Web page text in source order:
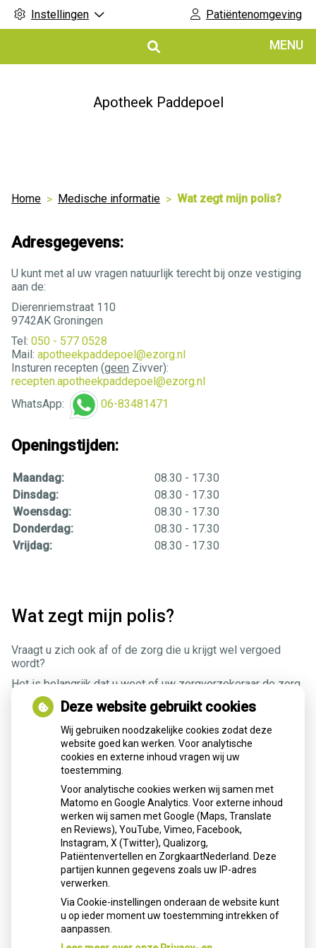
Instellingen Patiëntenomgeving
MENU
Apotheek Paddepoel
Home Medische informatie Wat zegt mijn polis?
Wat zegt mijn polis?
Vraagt u zich ook af of de zorg die u krijgt wel vergoed
wordt?
Het is belangrijk dat u weet of uw zorgverzekeraar de zorg
die u nodig heeft vergoedt. Uw huisarts weet niet hoe u
verzekerd bent, maar vindt het wel belangrijk dat u goed op
de hoogte bent. Hier leest u hoe u kunt uitzoeken of uw
zorgkosten vergoed worden.
Uw bezoek aan de huisarts
Eigen risico
Check uw polis
www.patientenfederatie.nl
Adresgegevens:
U kunt met al uw vragen natuurlijk terecht bij onze vestiging
aan de:
Dierenriemstraat 110
9742AK Groningen
Tel: 050 - 577 0528
Mail: apotheekpaddepoel@ezorg.nl
Insturen recepten (geen Zivver):
recepten.apotheekpaddepoel@ezorg.nl
WhatsApp:
06-83481471
Openingstijden:
Maandag:
08.30 - 17.30
Dinsdag:
08.30 - 17.30
Woensdag:
08.30 - 17.30
Donderdag:
08.30 - 17.30
Vrijdag:
08.30 - 17.30
Deze website gebruikt cookies
Wij gebruiken noodzakelijke cookies zodat deze
website goed kan werken. Voor analytische
cookies en externe inhoud vragen wij uw
toestemming.
Voor analytische cookies werken wij samen met
Matomo en Google Analytics. Voor externe inhoud
werken wij samen met Google (Maps, Translate
en Reviews), YouTube, Vimeo, Facebook,
Instagram, X (Twitter), Qualizorg,
Patiëntenvertellen en ZorgkaartNederland. Deze
partijen kunnen gegevens zoals uw IP-adres
verwerken.
Via Cookie-instellingen onderaan de website kunt
u op ieder moment uw toestemming intrekken of
aanpassen.